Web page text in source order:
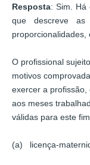
Resposta: Sim. Há
que descreve as
proporcionalidades,
O profissional
motivos
exercer a profissão,
aos meses
válidas para este
(a) licença-